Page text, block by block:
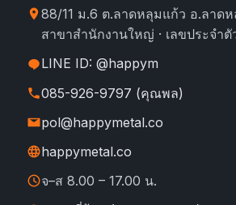
88/11 ม.6 ต.ลาดหลุมแก้ว อ.ลาด
สาขาสำนักงานใหญ่ · เลขประจำตั
LINE ID: @happym
085-926-9797 (คุณพล)
pol@happymetal.co
happymetal.co
จ–ส 8.00 – 17.00 น.